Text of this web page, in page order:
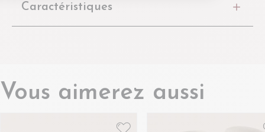
Caractéristiques
Vous aimerez aussi